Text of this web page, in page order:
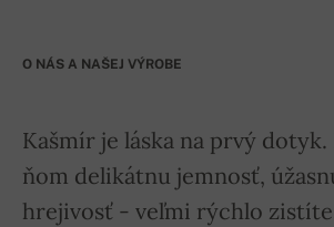
O NÁS A NAŠEJ VÝROBE
Kašmír je láska na prvý
ňom delikátnu jemnosť,
hrejivosť - veľmi rýchlo